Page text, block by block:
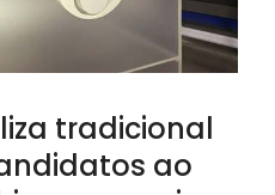
tradicional
ao